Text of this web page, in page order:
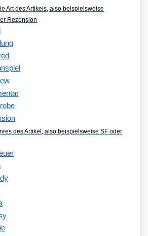
Art des Artikels, also beispielsweise
Rezension
des Artikel, also beispielsweise SF oder